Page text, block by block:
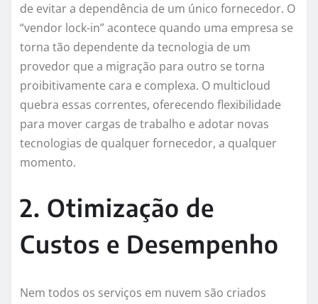
de evitar a dependência de um único fornecedor. O
“vendor lock-in” acontece quando uma empresa se
torna tão dependente da tecnologia de um
provedor que a migração para outro se torna
proibitivamente cara e complexa. O multicloud
quebra essas correntes, oferecendo flexibilidade
para mover cargas de trabalho e adotar novas
tecnologias de qualquer fornecedor, a qualquer
momento.
2. Otimização de
Custos e Desempenho
Nem todos os serviços em nuvem são criados